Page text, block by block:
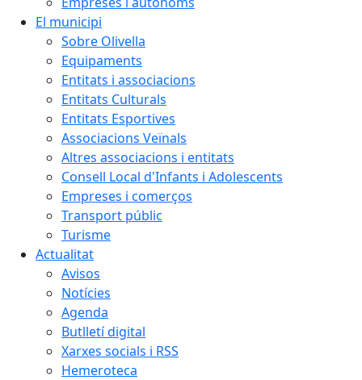
El municipi
Sobre Olivella
Equipaments
Entitats i associacions
Entitats Culturals
Entitats Esportives
Associacions Veïnals
Altres associacions i entitats
Consell Local d'Infants i Adolescents
Empreses i comerços
Transport públic
Turisme
Actualitat
Avisos
Notícies
Agenda
Butlletí digital
Xarxes socials i RSS
Hemeroteca